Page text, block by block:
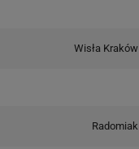
Wisła Kraków
Radomiak